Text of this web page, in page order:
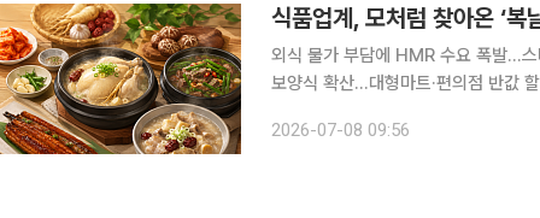
외식 물가 부담에 HMR 수요 폭발…스
보양식 확산…대형마트·편의점 반값 할인 및 이색 메뉴 경쟁
비자 공략에 나섰다. 외식 물가 부담
2026-07-08 09:56